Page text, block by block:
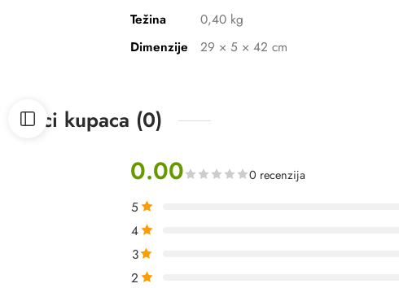
Težina
0,40 kg
Dimenzije
29 × 5 × 42 cm
Utisci kupaca (0)
0.00 0 recenzija
5
4
3
2